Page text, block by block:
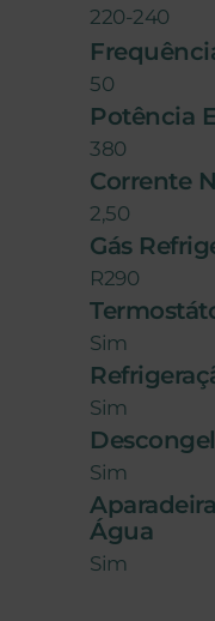
220-240
50
Potência
380
Corrente
2,50
Gás
R290
Sim
Sim
Sim
Água
Sim